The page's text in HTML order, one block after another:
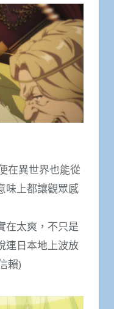
在異世界也能從
味上都讓觀眾感
在太爽，不只是
連日本地上波放
賴)